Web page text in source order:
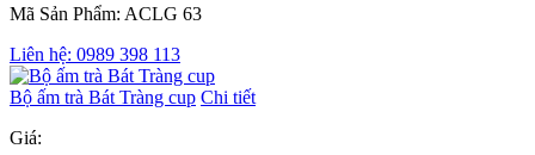
Mã Sản Phẩm: ACLG 63
Liên hệ: 0989 398 113
Bộ ấm trà Bát Tràng cup Chi tiết
Giá: